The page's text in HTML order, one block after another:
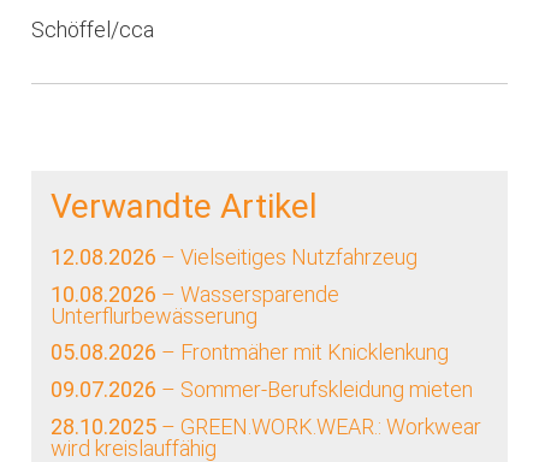
Schöffel/cca
Verwandte Artikel
12.08.2026 – Vielseitiges Nutzfahrzeug
10.08.2026 – Wassersparende
Unterflurbewässerung
05.08.2026 – Frontmäher mit Knicklenkung
09.07.2026 – Sommer-Berufskleidung mieten
28.10.2025 – GREEN.WORK.WEAR.: Workwear
wird kreislauffähig